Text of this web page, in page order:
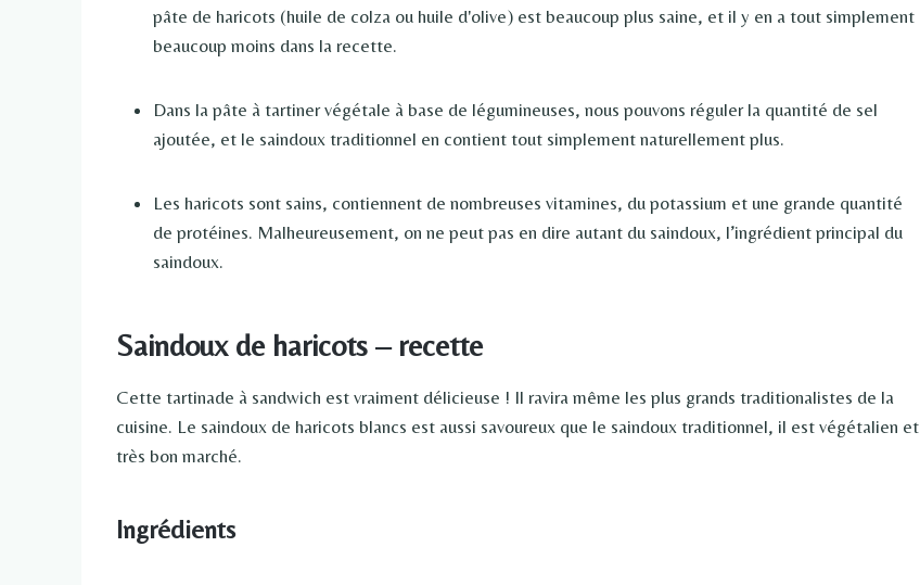
pâte de haricots (huile de colza ou huile d'olive) est beaucoup plus saine, et il y en a tout simplement
beaucoup moins dans la recette.
Dans la pâte à tartiner végétale à base de légumineuses, nous pouvons réguler la quantité de sel
ajoutée, et le saindoux traditionnel en contient tout simplement naturellement plus.
Les haricots sont sains, contiennent de nombreuses vitamines, du potassium et une grande quantité
de protéines. Malheureusement, on ne peut pas en dire autant du saindoux, l’ingrédient principal du
saindoux.
Saindoux de haricots – recette
Cette tartinade à sandwich est vraiment délicieuse ! Il ravira même les plus grands traditionalistes de la
cuisine. Le saindoux de haricots blancs est aussi savoureux que le saindoux traditionnel, il est végétalien et
très bon marché.
Ingrédients